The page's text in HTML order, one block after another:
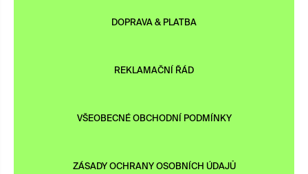
DOPRAVA & PLATBA
REKLAMAČNÍ ŘÁD
VŠEOBECNÉ OBCHODNÍ PODMÍNKY
ZÁSADY OCHRANY OSOBNÍCH ÚDAJŮ